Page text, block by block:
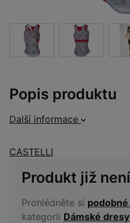
Popis produktu
Další informace
CASTELLI
Produkt již
Prohlédněte si
kategorii Dámské dresy